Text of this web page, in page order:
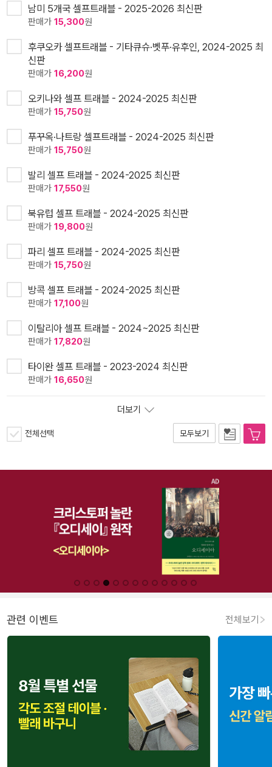
남미 5개국 셀프트래블 - 2025-2026 최신판
판매가 15,300원
후쿠오카 셀프트래블 - 기타큐슈·벳푸·유후인, 2024-2025 최
신판
판매가 16,200원
오키나와 셀프 트래블 - 2024-2025 최신판
판매가 15,750원
푸꾸옥·나트랑 셀프트래블 - 2024-2025 최신판
판매가 15,750원
발리 셀프 트래블 - 2024-2025 최신판
판매가 17,550원
북유럽 셀프 트래블 - 2024-2025 최신판
판매가 19,800원
파리 셀프 트래블 - 2024-2025 최신판
판매가 15,750원
방콕 셀프 트래블 - 2024-2025 최신판
판매가 17,100원
이탈리아 셀프 트래블 - 2024~2025 최신판
판매가 17,820원
타이완 셀프 트래블 - 2023-2024 최신판
판매가 16,650원
더보기
전체선택 모두보기
관련 이벤트 전체보기